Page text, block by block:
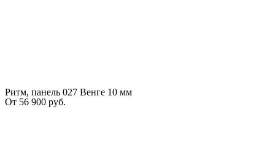
Ритм, панель 027 Венге 10 мм
От 56 900 руб.